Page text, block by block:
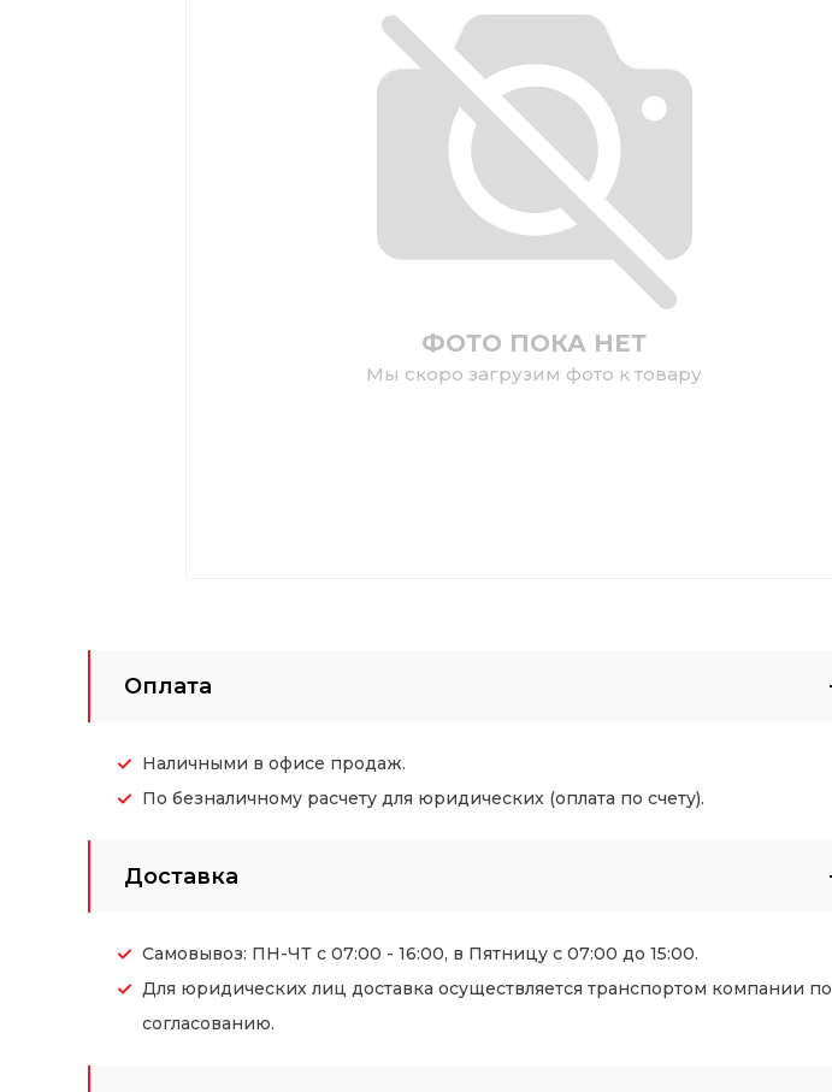
ФОТО ПОКА НЕТ
Мы скоро загрузим фото к товару
Оплата
Наличными в офисе продаж.
По безналичному расчету для юридических (оплата по счету).
Доставка
Самовывоз: ПН-ЧТ с 07:00 - 16:00, в Пятницу с 07:00 до 15:00.
Для юридических лиц доставка осуществляется транспортом компании по
согласованию.